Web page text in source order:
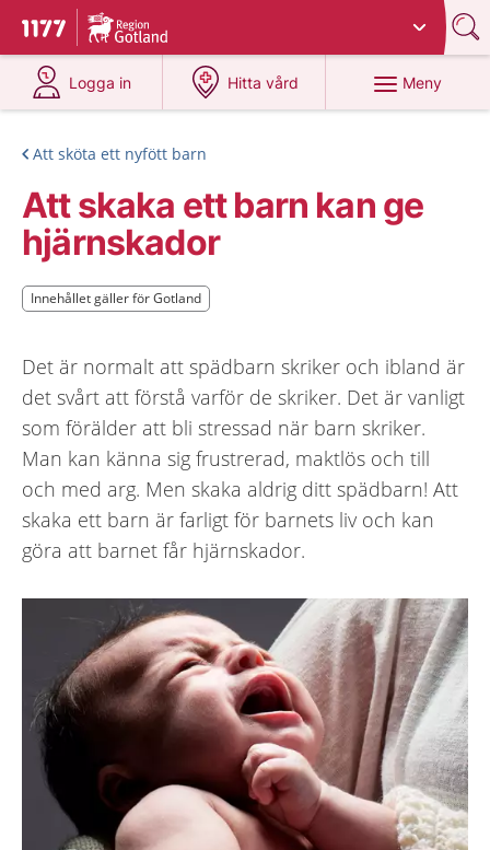
Till startsidan för 1177
Du har valt region
Logga in
på 1177.se
Hitta vård
på 1177.se
Meny
Att sköta ett nyfött barn
Att skaka ett barn kan ge
hjärnskador
Innehållet gäller för Gotland
Innehållet gäller för Gotland
Det är normalt att spädbarn skriker och ibland är
det svårt att förstå varför de skriker. Det är vanligt
som förälder att bli stressad när barn skriker.
Man kan känna sig frustrerad, maktlös och till
och med arg. Men skaka aldrig ditt spädbarn! Att
skaka ett barn är farligt för barnets liv och kan
göra att barnet får hjärnskador.